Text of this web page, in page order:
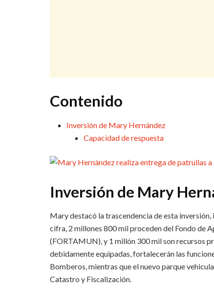
Contenido
Inversión de Mary Hernández
Capacidad de respuesta
Inversión de Mary
Mary destacó la trascendencia de esta
cifra, 2 millones 800 mil proceden del Fondo de
(FORTAMUN), y 1 millón 300 mil son recursos
debidamente equipadas, fortalecerán las
Bomberos, mientras que el nuevo parque
Catastro y Fiscalización.